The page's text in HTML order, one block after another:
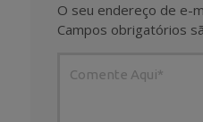
O seu endereço de e-
Campos obrigatórios